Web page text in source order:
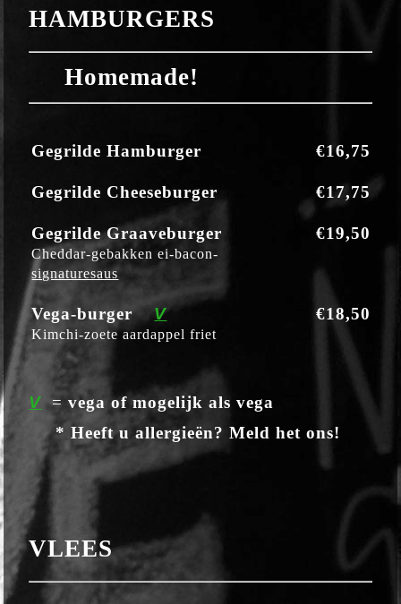
HAMBURGERS
Homemade!
Gegrilde Hamburger €16,75
Gegrilde Cheeseburger €17,75
Gegrilde Graaveburger
Cheddar-gebakken ei-bacon-
signaturesaus
€19,50
Vega-burgerV
Kimchi-zoete aardappel friet
€18,50
V =vega of mogelijk als vega
* Heeft u allergieën? Meld het ons!
VLEES